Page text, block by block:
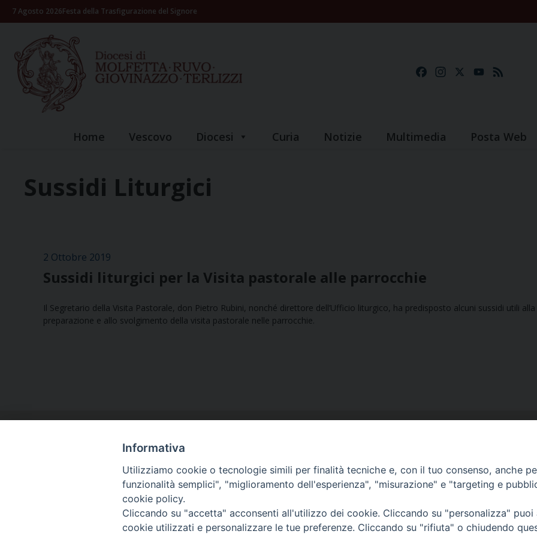
Skip7 Agosto 2026Festa della Trasfigurazione del Signore
FacebookInstagramYouTube
Home Vescovo Diocesi Curia Notizie Multimedia Posta Web
Sussidi Liturgici
2 Ottobre 2019
Sussidi liturgici per la Visita pastorale alle parrocchie
Il Segretario della Visita Pastorale, don Pietro Rubini, nonché direttore dell’Ufficio liturgico, ha predisposto alcuni sussidi utili alla
preparazione e allo svolgimento della visita pastorale nelle parrocchie.
Piazza Giovene 4 – 70056 Molfetta (BA)
Piazza Giovene 4 – 70056 Molfetta (BA)
Informativa
Utilizziamo cookie o tecnologie simili per finalità tecniche e, con il tuo consenso, anche
funzionalità semplici", "miglioramento dell'esperienza", "misurazione" e "targeting e
cookie policy.
Cliccando su "accetta" acconsenti all'utilizzo dei cookie. Cliccando su "personalizza"
cookie utilizzati e personalizzare le tue preferenze. Cliccando su "rifiuta" o chiudendo